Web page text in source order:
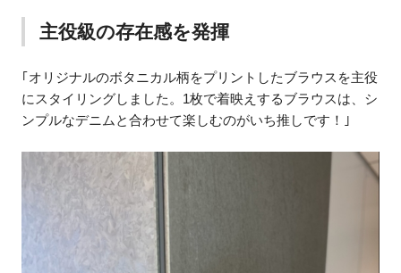
主役級の存在感を発揮
｢オリジナルのボタニカル柄をプリントしたブラウスを主役
にスタイリングしました。1枚で着映えするブラウスは、シ
ンプルなデニムと合わせて楽しむのがいち推しです！｣